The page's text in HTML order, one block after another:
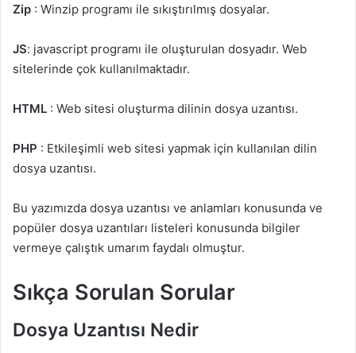
Zip : Winzip programı ile sıkıştırılmış dosyalar.
JS: javascript programı ile oluşturulan dosyadır. Web
sitelerinde çok kullanılmaktadır.
HTML : Web sitesi oluşturma dilinin dosya uzantısı.
PHP : Etkileşimli web sitesi yapmak için kullanılan dilin
dosya uzantısı.
Bu yazımızda dosya uzantısı ve anlamları konusunda ve
popüler dosya uzantıları listeleri konusunda bilgiler
vermeye çalıştık umarım faydalı olmuştur.
Sıkça Sorulan Sorular
Dosya Uzantısı Nedir